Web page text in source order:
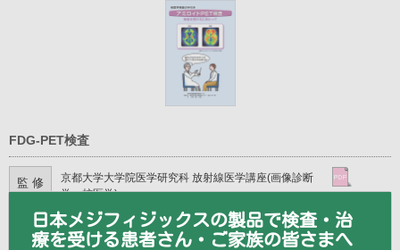
FDG-PET検査
監 修
京都大学大学院医学研究科 放射線医学講座(画像診断
学・核医学)
教授 中本 裕士 先生
日本メジフィジックスの製品で検査・治
療を受ける患者さん・ご家族の皆さまへ